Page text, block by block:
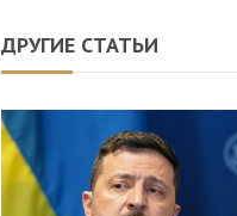
ДРУГИЕ СТАТЬИ